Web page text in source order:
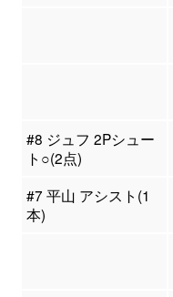
#8 ジュフ 2Pシュー
ト○(2点)
#7 平山 アシスト(1
本)